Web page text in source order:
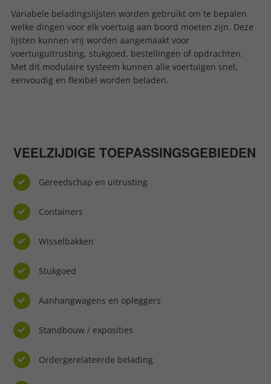
Variabele beladingslijsten worden gebruikt om te bepalen
welke dingen voor elk voertuig aan boord moeten zijn. Deze
lijsten kunnen vrij worden aangemaakt voor
voertuiguitrusting, stukgoed, bestellingen of opdrachten.
Met dit modulaire systeem kunnen alle voertuigen snel,
eenvoudig en flexibel worden beladen.
VEELZIJDIGE TOEPASSINGSGEBIEDEN
Gereedschap en uitrusting
Containers
Wisselbakken
Stukgoed
Aanhangwagens en opleggers
Standbouw / exposities
Ordergerelateerde belading